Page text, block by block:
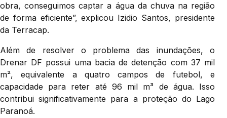
obra, conseguimos captar a água da chuva na região
de forma eficiente”, explicou Izidio Santos, presidente
da Terracap.
Além de resolver o problema das inundações, o
Drenar DF possui uma bacia de detenção com 37 mil
m², equivalente a quatro campos de futebol, e
capacidade para reter até 96 mil m³ de água. Isso
contribui significativamente para a proteção do Lago
Paranoá.